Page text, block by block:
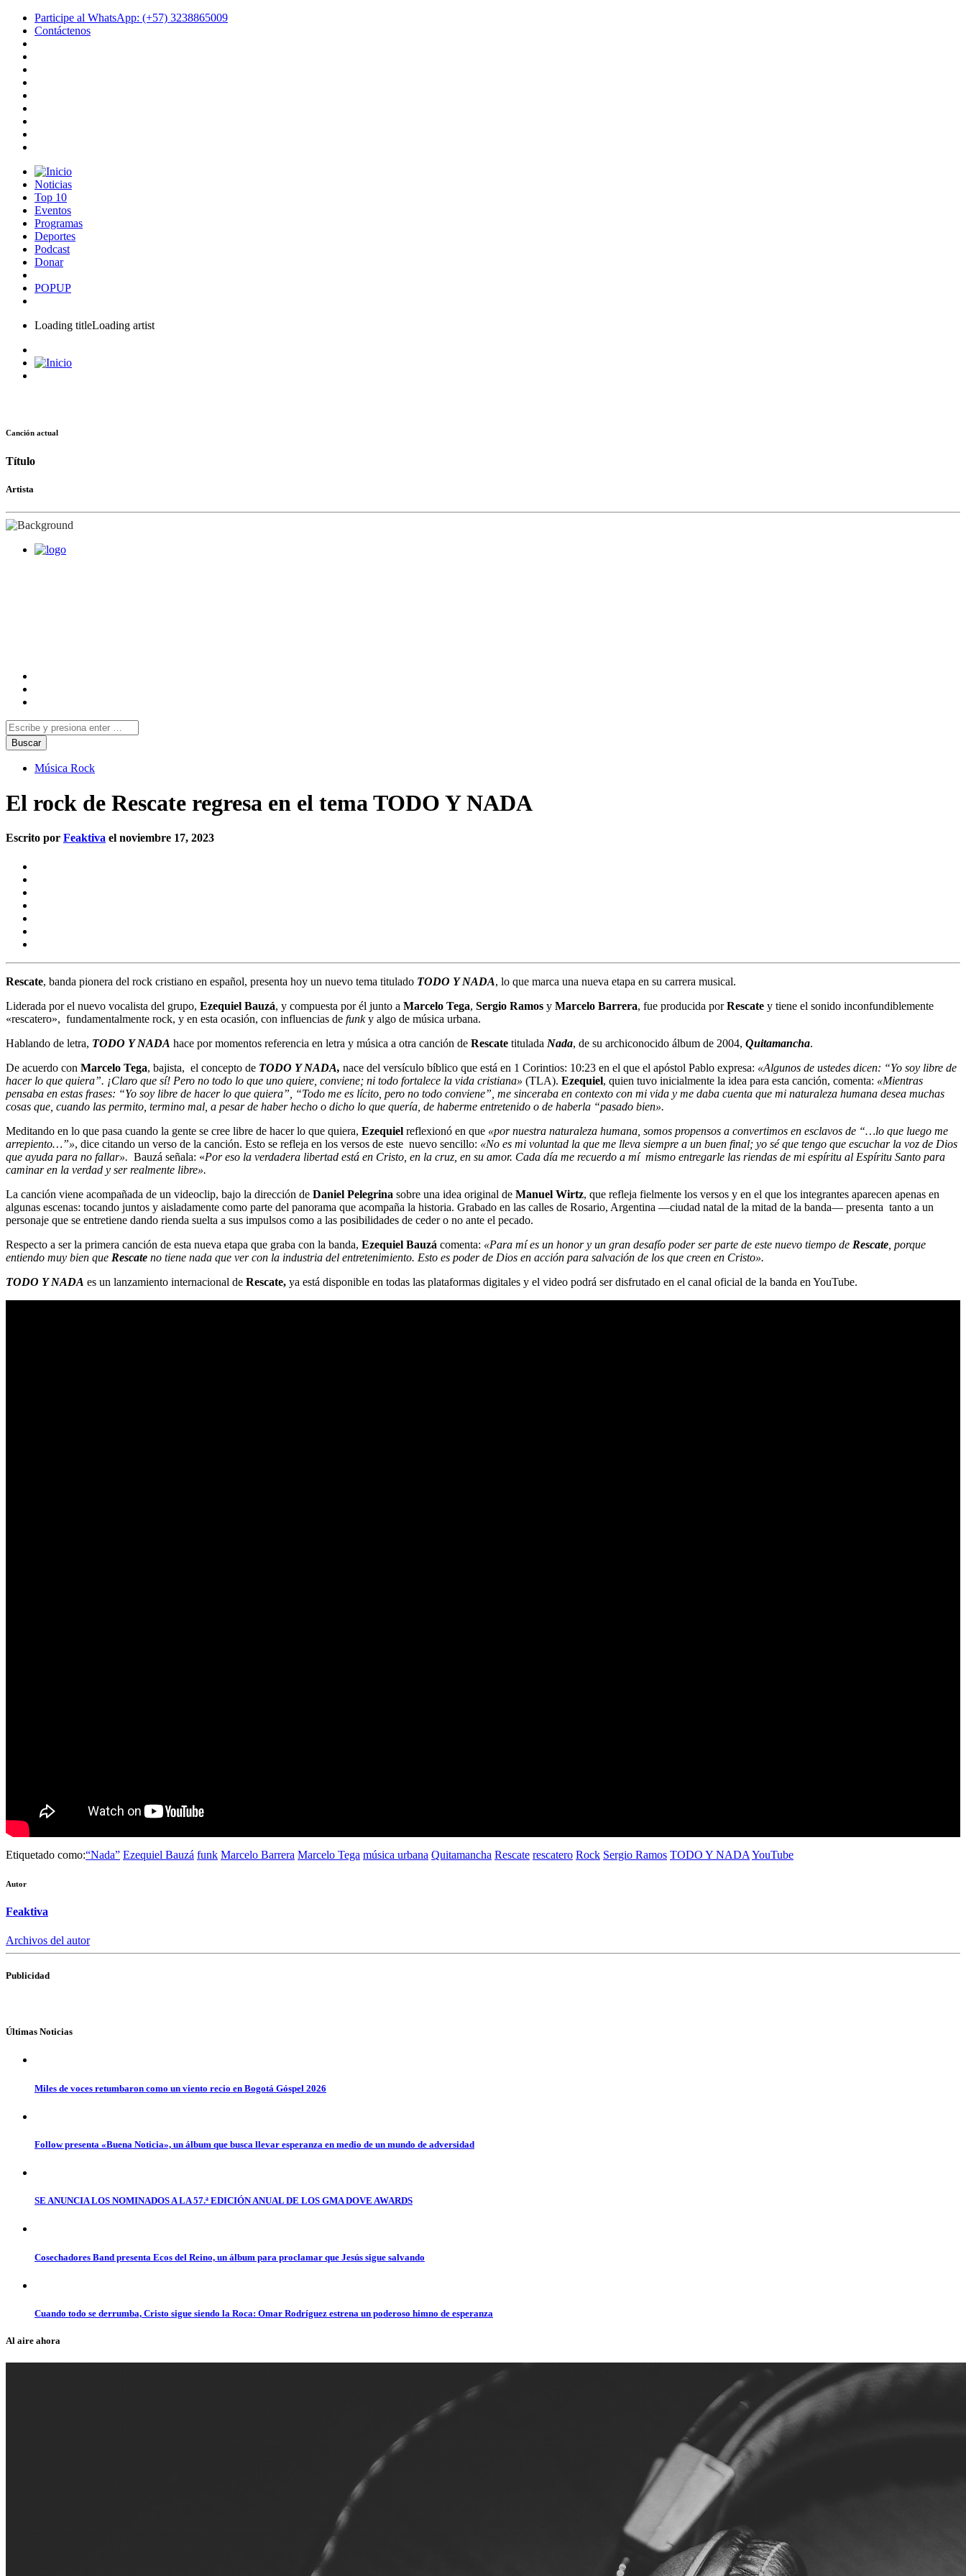
Participe al WhatsApp: (+57) 3238865009
Contáctenos
Noticias
Top 10
Eventos
Programas
Deportes
Podcast
Donar
POPUP
Loading titleLoading artist
Canción actual
Título
Artista
Música Rock
El rock de Rescate regresa en el tema TODO Y NADA
Escrito por Feaktiva el noviembre 17, 2023
Rescate, banda pionera del rock cristiano en español, presenta hoy un nuevo tema titulado TODO Y NADA, lo que marca una nueva etapa en su carrera musical.
Liderada por el nuevo vocalista del grupo, Ezequiel Bauzá, y compuesta por él junto a Marcelo Tega, Sergio Ramos y Marcelo Barrera, fue producida porRescate y tiene el sonido inconfundiblemente
«rescatero», fundamentalmente rock, y en esta ocasión, con influencias de funky algo de música urbana.
Hablando de letra, TODO Y NADA hace por momentos referencia en letra y música a otra canción de Rescate titulada Nada, de su archiconocido álbum de 2004, Quitamancha.
De acuerdo con Marcelo Tega, bajista, el concepto de TODO Y NADA, nace del versículo bíblico que está en 1 Corintios: 10:23 en el que el apóstol Pablo expresa: «Algunos de ustedes dicen: “Yo soy libre de
hacer lo que quiera”. ¡Claro que sí! Pero no todo lo que uno quiere, conviene; ni todo fortalece la vida cristiana» (TLA). Ezequiel, quien tuvo inicialmente la idea para esta canción, comenta: «Mientras
pensaba en estas frases: “Yo soy libre de hacer lo que quiera”, “Todo me es lícito, pero no todo conviene”, me sinceraba en contexto con mi vida y me daba cuenta que mi naturaleza humana desea muchas
cosas que, cuando las permito, termino mal, a pesar de haber hecho o dicho lo que quería, de haberme entretenido o de haberla “pasado bien».
Meditando en lo que pasa cuando la gente se cree libre de hacer lo que quiera, Ezequiel reflexionó en que «por nuestra naturaleza humana, somos propensos a convertimos en esclavos de “…lo que luego me
arrepiento…”», dice citando un verso de la canción. Esto se refleja en los versos de este nuevo sencillo: «No es mi voluntad la que me lleva siempre a un buen final; yo sé que tengo que escuchar la voz de Dios
que ayuda para no fallar». Bauzá señala: «Por eso la verdadera libertad está en Cristo, en la cruz, en su amor. Cada día me recuerdo a mí mismo entregarle las riendas de mi espíritu al Espíritu Santo para
caminar en la verdad y ser realmente libre».
La canción viene acompañada de un videoclip, bajo la dirección de Daniel Pelegrina sobre una idea original de Manuel Wirtz, que refleja fielmente los versos y en el que los integrantes aparecen apenas en
algunas escenas: tocando juntos y aisladamente como parte del panorama que acompaña la historia. Grabado en las calles de Rosario, Argentina —ciudad natal de la mitad de la banda— presenta tanto a un
personaje que se entretiene dando rienda suelta a sus impulsos como a las posibilidades de ceder o no ante el pecado.
Respecto a ser la primera canción de esta nueva etapa que graba con la banda, Ezequiel Bauzá comenta: «Para mí es un honor y un gran desafío poder ser parte de este nuevo tiempo de Rescate , porque
entiendo muy bien que Rescate no tiene nada que ver con la industria del entretenimiento. Esto es poder de Dios en acción para salvación de los que creen en Cristo».
TODO Y NADA es un lanzamiento internacional de Rescate, ya está disponible en todas las plataformas digitales y el video podrá ser disfrutado en el canal oficial de la banda en YouTube.
Etiquetado como:“Nada” Ezequiel Bauzá funk Marcelo Barrera Marcelo Tega música urbana Quitamancha Rescate rescatero Rock Sergio Ramos TODO Y NADA YouTube
Autor
Feaktiva
Archivos del autor
Publicidad
Últimas Noticias
Miles de voces retumbaron como un viento recio en Bogotá Góspel 2026
Follow presenta «Buena Noticia», un álbum que busca llevar esperanza en medio de un mundo de adversidad
SE ANUNCIA LOS NOMINADOS A LA 57.ª EDICIÓN ANUAL DE LOS GMA DOVE AWARDS
Cosechadores Band presenta Ecos del Reino, un álbum para proclamar que Jesús sigue salvando
Cuando todo se derrumba, Cristo sigue siendo la Roca: Omar Rodríguez estrena un poderoso himno de esperanza
Al aire ahora